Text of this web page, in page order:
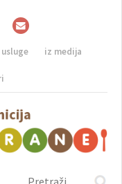
usluge iz medija